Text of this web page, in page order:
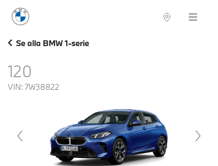
BMW Sverige Navigation
Se alla BMW 1-serie
120
VIN: 7W38822